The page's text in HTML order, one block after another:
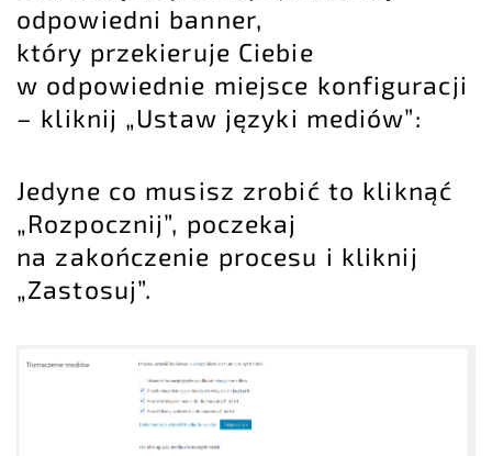
odpowiedni banner,
który przekieruje Ciebie
w odpowiednie miejsce konfiguracji
– kliknij „Ustaw języki mediów”:
Jedyne co musisz zrobić to kliknąć
„Rozpocznij”, poczekaj
na zakończenie procesu i kliknij
„Zastosuj”.